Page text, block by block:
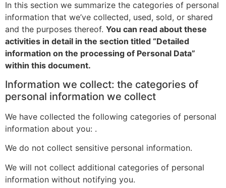
In this section we summarize the categories of personal
information that we’ve collected, used, sold, or shared
and the purposes thereof. You can read about these
activities in detail in the section titled “Detailed
information on the processing of Personal Data”
within this document.
Information we collect: the categories of
personal information we collect
We have collected the following categories of personal
information about you: .
We do not collect sensitive personal information.
We will not collect additional categories of personal
information without notifying you.